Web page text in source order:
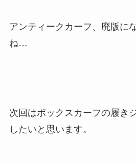
アンティークカーフ、廃版に
ね…
次回はボックスカーフの履き
したいと思います。